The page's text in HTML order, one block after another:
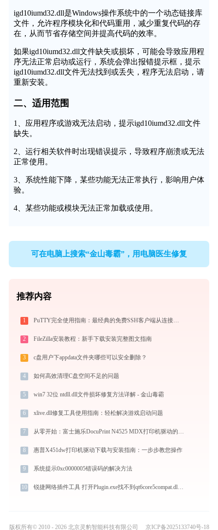
igd10iumd32.dll是Windows操作系统中的一个动态链接库
文件，允许程序模块化和代码重用，减少重复代码的存
在，从而节省存储空间并提高代码的效率。
如果igd10iumd32.dll文件缺失或损坏，可能会导致应用程
序无法正常启动或运行，系统会弹出报错提示框，提示
igd10iumd32.dll文件无法找到或丢失，程序无法启动，请
重新安装。
二、适用范围
1、应用程序或游戏无法启动，提示igd10iumd32.dll文件
缺失。
2、运行相关软件时出现错误提示，导致程序崩溃或无法
正常使用。
3、系统性能下降，某些功能无法正常执行，影响用户体
验。
4、某些功能或模块无法正常加载或使用。
可在电脑上搜索“金山毒霸”，用电脑医生修复
推荐内容
1 PuTTY完全使用指南：最经典的免费SSH客户端从连接到精通（2026最新）
2 FileZilla安装教程：新手下载安装完整图文指南
3 c盘用户下appdata文件夹哪些可以安全删除？
4 如何高效清理C盘空间不足的问题
5 win7 32位 ntdll.dll文件损坏修复方法详解 - 金山毒霸
6 xlive.dll修复工具使用指南：轻松解决游戏启动问题
7 从零开始：富士施乐DocuPrint N4525 MDX打印机驱动的下载及安装流程
8 惠普X451dw打印机驱动下载与安装指南：一步步教您操作
9 系统提示0xc0000005错误码的解决方法
10 锐捷网络插件工具 打开Plugin.exe找不到qt6core5compat.dll怎么办
版权所有© 2010 - 2026 北京灵豹智能科技有限公司 京ICP备2025133740号-18